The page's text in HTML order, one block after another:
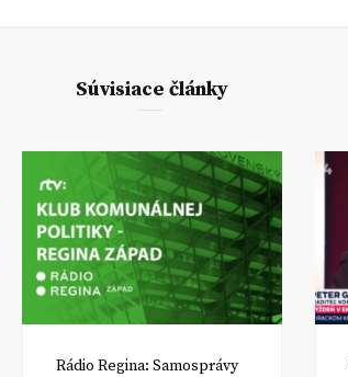
Súvisiace články
Rádio Regina: Samosprávy